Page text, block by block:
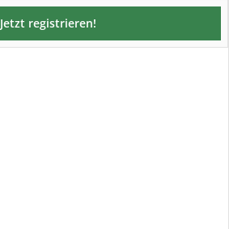
Jetzt registrieren!